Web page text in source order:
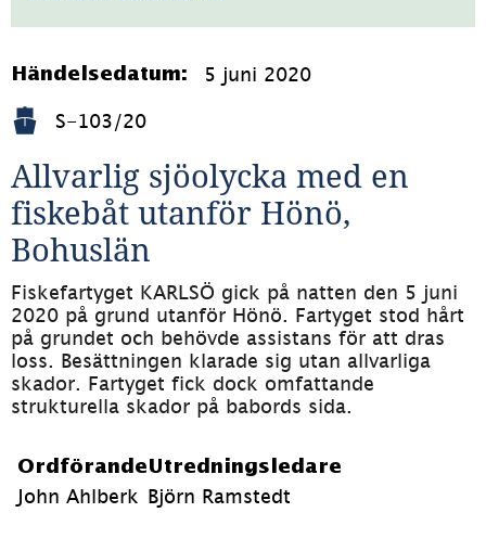
1.9MB)
Händelsedatum: 5 juni 2020
S-103/20
Allvarlig sjöolycka med en
fiskebåt utanför Hönö,
Bohuslän
Fiskefartyget KARLSÖ gick på natten den 5 juni
2020 på grund utanför Hönö. Fartyget stod hårt
på grundet och behövde assistans för att dras
loss. Besättningen klarade sig utan allvarliga
skador. Fartyget fick dock omfattande
strukturella skador på babords sida.
Ordförande
John Ahlberk
Utredningsledare
Björn Ramstedt